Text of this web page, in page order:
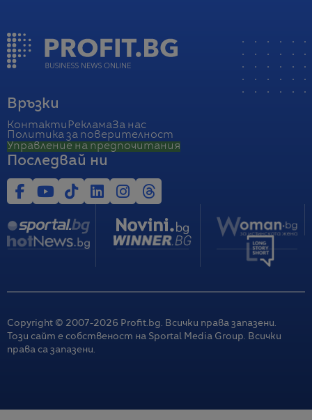
Връзки
Контакти РекламаЗа нас
Политика за поверителност
Управление на предпочитания
Последвай ни
Copyright © 2007-2026 Profit.bg. Всички права запазени.
Този сайт е собственост на Sportal Media Group. Всички
права са запазени.